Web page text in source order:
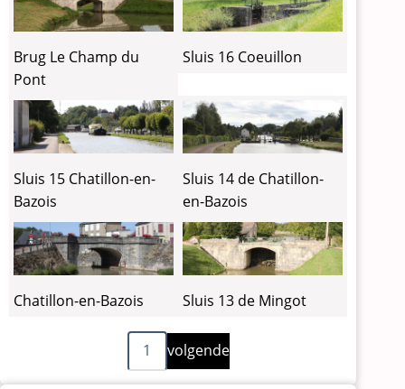
Brug Le Champ du
Pont
Sluis 16 Coeuillon
Sluis 15 Chatillon-en-
Bazois
Sluis 14 de Chatillon-
en-Bazois
Chatillon-en-Bazois Sluis 13 de Mingot
1
Volgende
pagina
volgende